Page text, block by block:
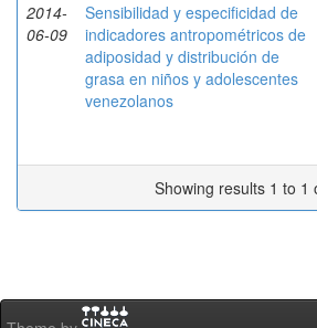
2014-
06-09
Sensibilidad y especificidad de
indicadores antropométricos de
adiposidad y distribución de
grasa en niños y adolescentes
venezolanos
Showing results 1 to 1